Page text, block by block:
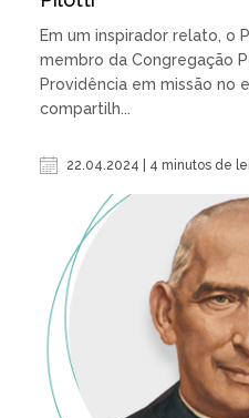
Em um inspirador relato, o
membro da Congregação
Providência em missão no
compartilh...
22.04.2024 | 4 minutos de